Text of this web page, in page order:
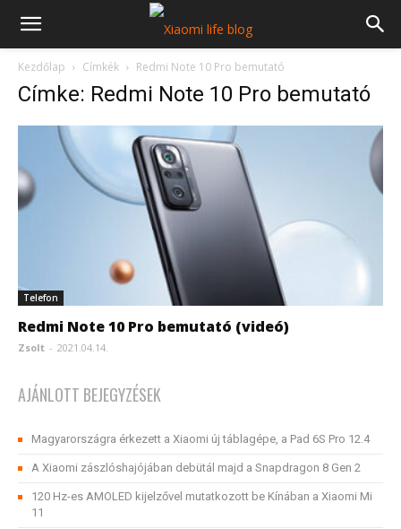
Kezdőlap Címkék Redmi Note 10 Pro bemutató
Címke: Redmi Note 10 Pro bemutató
Telefon
Redmi Note 10 Pro bemutató (videó)
Zsolt - 2021.04.14.
AJÁNLOTT BEJEGYZÉSEK
Magyarországra érkezett a Xiaomi új táblagépe, a Pad 6S Pro 12.4
A Xiaomi zászlóshajójában debütál majd a Snapdragon 8 Gen 2
120 Hz-es AMOLED kijelzővel mutatkozott be Kínában a Xiaomi Mi
11